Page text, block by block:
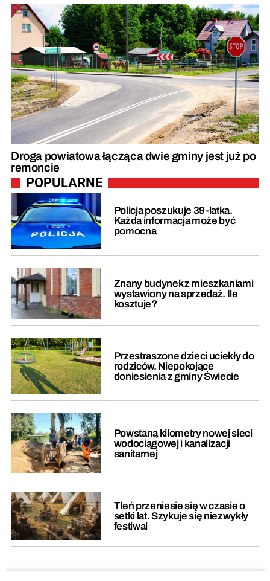
Droga powiatowa łącząca dwie gminy jest już po
remoncie
POPULARNE
Policja poszukuje 39-latka.
Każda informacja może być
pomocna
Znany budynek z mieszkaniami
wystawiony na sprzedaż. Ile
kosztuje?
Przestraszone dzieci uciekły do
rodziców. Niepokojące
doniesienia z gminy Świecie
Powstaną kilometry nowej sieci
wodociągowej i kanalizacji
sanitarnej
Tleń przeniesie się w czasie o
setki lat. Szykuje się niezwykły
festiwal